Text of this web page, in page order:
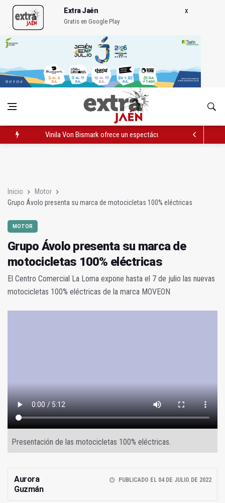
Extra Jaén
Gratis en Google Play
Vinila Von Bismark ofrece un espectáculo "rompedor" en el
Inicio
Motor
Grupo Ávolo presenta su marca de motocicletas 100% eléctricas
MOTOR
Grupo Ávolo presenta su marca de
motocicletas 100% eléctricas
El Centro Comercial La Loma expone hasta el 7 de julio las nuevas
motocicletas 100% eléctricas de la marca MOVEON
Presentación de las motocicletas 100% eléctricas.
Aurora
Guzmán
PUBLICADO EL 04 DE JULIO DE 2022